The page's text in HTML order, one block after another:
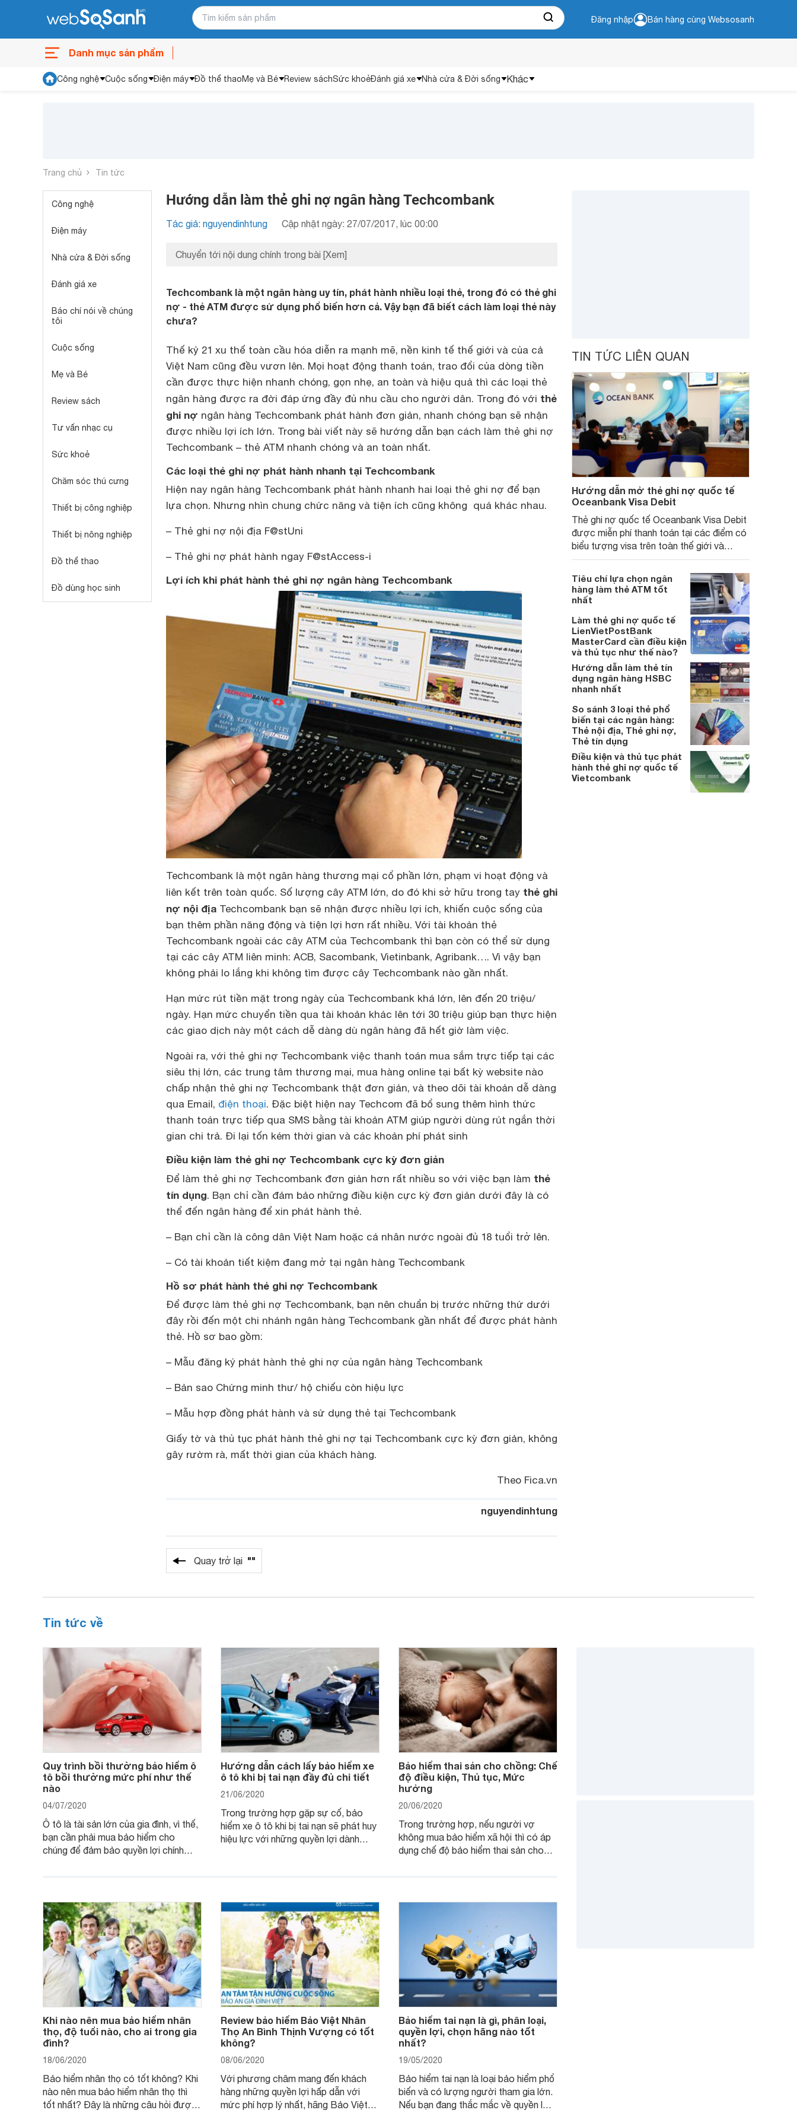
Đăng nhập Bán hàng cùng Websosanh
Danh mục sản phẩm
Công nghệ Cuộc sống Điện máy Đồ thể thaoMẹ và Bé Review sáchSức khoẻĐánh giá xe Nhà cửa & Đời sống Khác
Trang chủ Tin tức
Công nghệ
Điện máy
Nhà cửa & Đời sống
Đánh giá xe
Báo chí nói về chúng
tôi
Cuộc sống
Mẹ và Bé
Review sách
Tư vấn nhạc cụ
Sức khoẻ
Chăm sóc thú cưng
Thiết bị công nghiệp
Thiết bị nông nghiệp
Đồ thể thao
Đồ dùng học sinh
Hướng dẫn làm thẻ ghi nợ ngân hàng Techcombank
Tác giả: nguyendinhtung Cập nhật ngày: 27/07/2017, lúc 00:00
Chuyển tới nội dung chính trong bài [Xem]
Techcombank là một ngân hàng uy tín, phát hành nhiều loại thẻ, trong đó có thẻ ghi
nợ - thẻ ATM được sử dụng phổ biến hơn cả. Vậy bạn đã biết cách làm loại thẻ này
chưa?
Thế kỷ 21 xu thế toàn cầu hóa diễn ra mạnh mẽ, nền kinh tế thế giới và của cả
Việt Nam cũng đều vươn lên. Mọi hoạt động thanh toán, trao đổi của dòng tiền
cần được thực hiện nhanh chóng, gọn nhẹ, an toàn và hiệu quả thì các loại thẻ
ngân hàng được ra đời đáp ứng đầy đủ nhu cầu cho người dân. Trong đó với thẻ
ghi nợ ngân hàng Techcombank phát hành đơn giản, nhanh chóng bạn sẽ nhận
được nhiều lợi ích lớn. Trong bài viết này sẽ hướng dẫn bạn cách làm thẻ ghi nợ
Techcombank – thẻ ATM nhanh chóng và an toàn nhất.
Các loại thẻ ghi nợ phát hành nhanh tại Techcombank
Hiện nay ngân hàng Techcombank phát hành nhanh hai loại thẻ ghi nợ để bạn
lựa chọn. Nhưng nhìn chung chức năng và tiện ích cũng không quá khác nhau.
– Thẻ ghi nợ nội địa F@stUni
– Thẻ ghi nợ phát hành ngay F@stAccess-i
Lợi ích khi phát hành thẻ ghi nợ ngân hàng Techcombank
Techcombank là một ngân hàng thương mại cổ phần lớn, phạm vi hoạt động và
liên kết trên toàn quốc. Số lượng cây ATM lớn, do đó khi sở hữu trong tay thẻ ghi
nợ nội địa Techcombank bạn sẽ nhận được nhiều lợi ích, khiến cuộc sống của
bạn thêm phần năng động và tiện lợi hơn rất nhiều. Với tài khoản thẻ
Techcombank ngoài các cây ATM của Techcombank thì bạn còn có thể sử dụng
tại các cây ATM liên minh: ACB, Sacombank, Vietinbank, Agribank…. Vì vậy bạn
không phải lo lắng khi không tìm được cây Techcombank nào gần nhất.
Hạn mức rút tiền mặt trong ngày của Techcombank khá lớn, lên đến 20 triệu/
ngày. Hạn mức chuyển tiền qua tài khoản khác lên tới 30 triệu giúp bạn thực hiện
các giao dịch này một cách dễ dàng dù ngân hàng đã hết giờ làm việc.
Ngoài ra, với thẻ ghi nợ Techcombank việc thanh toán mua sắm trực tiếp tại các
siêu thị lớn, các trung tâm thương mại, mua hàng online tại bất kỳ website nào
chấp nhận thẻ ghi nợ Techcombank thật đơn giản, và theo dõi tài khoản dễ dàng
qua Email, điện thoại. Đặc biệt hiện nay Techcom đã bổ sung thêm hình thức
thanh toán trực tiếp qua SMS bằng tài khoản ATM giúp người dùng rút ngắn thời
gian chi trả. Đi lại tốn kém thời gian và các khoản phí phát sinh
Điều kiện làm thẻ ghi nợ Techcombank cực kỳ đơn giản
Để làm thẻ ghi nợ Techcombank đơn giản hơn rất nhiều so với việc bạn làm thẻ
tín dụng. Bạn chỉ cần đảm bảo những điều kiện cực kỳ đơn giản dưới đây là có
thể đến ngân hàng để xin phát hành thẻ.
– Bạn chỉ cần là công dân Việt Nam hoặc cá nhân nước ngoài đủ 18 tuổi trở lên.
– Có tài khoản tiết kiệm đang mở tại ngân hàng Techcombank
Hồ sơ phát hành thẻ ghi nợ Techcombank
Để được làm thẻ ghi nợ Techcombank, bạn nên chuẩn bị trước những thứ dưới
đây rồi đến một chi nhánh ngân hàng Techcombank gần nhất để được phát hành
thẻ. Hồ sơ bao gồm:
– Mẫu đăng ký phát hành thẻ ghi nợ của ngân hàng Techcombank
– Bản sao Chứng minh thư/ hộ chiếu còn hiệu lực
– Mẫu hợp đồng phát hành và sử dụng thẻ tại Techcombank
Giấy tờ và thủ tục phát hành thẻ ghi nợ tại Techcombank cực kỳ đơn giản, không
gây rườm rà, mất thời gian của khách hàng.
Theo Fica.vn
nguyendinhtung
Quay trở lại ""
TIN TỨC LIÊN QUAN
Hướng dẫn mở thẻ ghi nợ quốc tế
Oceanbank Visa Debit
Thẻ ghi nợ quốc tế Oceanbank Visa Debit
được miễn phí thanh toán tại các điểm có
biểu tượng visa trên toàn thế giới và
được ưu đãi giảm giá theo từng thời kỳ.
Vậy để làm thẻ này cần điều kiện và thủ
tục như thế nào?
Tiêu chí lựa chọn ngân
hàng làm thẻ ATM tốt
nhất
Làm thẻ ghi nợ quốc tế
LienVietPostBank
MasterCard cần điều kiện
và thủ tục như thế nào?
Hướng dẫn làm thẻ tín
dụng ngân hàng HSBC
nhanh nhất
So sánh 3 loại thẻ phổ
biến tại các ngân hàng:
Thẻ nội địa, Thẻ ghi nợ,
Thẻ tín dụng
Điều kiện và thủ tục phát
hành thẻ ghi nợ quốc tế
Vietcombank
Tin tức về
Quy trình bồi thường bảo hiểm ô
tô bồi thường mức phí như thế
nào
04/07/2020
Ô tô là tài sản lớn của gia đình, vì thế,
bạn cần phải mua bảo hiểm cho
chúng để đảm bảo quyền lợi chính
hiểm ô tô ra sao?
Hướng dẫn cách lấy bảo hiểm xe
ô tô khi bị tai nạn đầy đủ chi tiết
21/06/2020
Trong trường hợp gặp sự cố, bảo
hiểm xe ô tô khi bị tai nạn sẽ phát huy
hiệu lực với những quyền lợi dành
ích tối ưu.
Bảo hiểm thai sản cho chồng: Chế
độ điều kiện, Thủ tục, Mức
hưởng
20/06/2020
Trong trường hợp, nếu người vợ
không mua bảo hiểm xã hội thì có áp
dụng chế độ bảo hiểm thai sản cho
Dõi theo nhé.
Khi nào nên mua bảo hiểm nhân
thọ, độ tuổi nào, cho ai trong gia
đình?
18/06/2020
Bảo hiểm nhân thọ có tốt không? Khi
nào nên mua bảo hiểm nhân thọ thì
tốt nhất? Đây là những câu hỏi được
Review bảo hiểm Bảo Việt Nhân
Thọ An Bình Thịnh Vượng có tốt
không?
08/06/2020
Với phương châm mang đến khách
hàng những quyền lợi hấp dẫn với
mức phí hợp lý nhất, hãng Bảo Việt
Bảo hiểm tai nạn là gì, phân loại,
quyền lợi, chọn hãng nào tốt
nhất?
19/05/2020
Bảo hiểm tai nạn là loại bảo hiểm phổ
biến và có lượng người tham gia lớn.
Nếu bạn đang thắc mắc về quyền lợi